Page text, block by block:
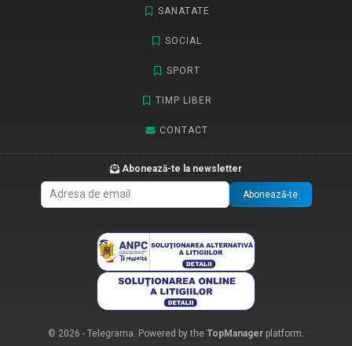
SANATATE
SOCIAL
SPORT
TIMP LIBER
CONTACT
Abonează-te la newsletter
Abonează-te
© 2026 - Telegrama. Powered by the TopManager platform.